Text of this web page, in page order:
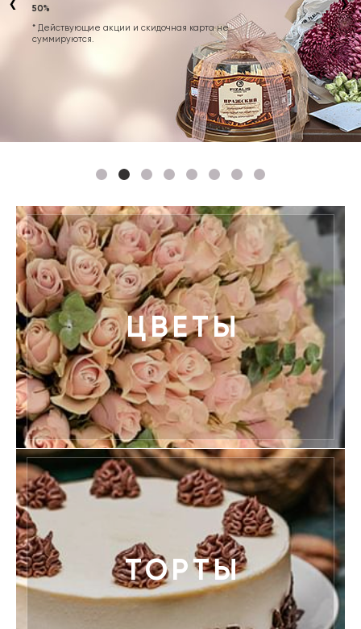
50%
* Действующие акции и скидочная карта не
суммируются.
ЦВЕТЫ
ТОРТЫ